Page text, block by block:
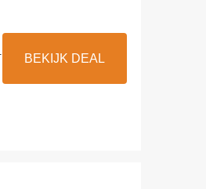
BEKIJK DEAL